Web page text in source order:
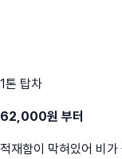
1톤 탑차
62,000원 부터
적재함이 막혀있어 비가